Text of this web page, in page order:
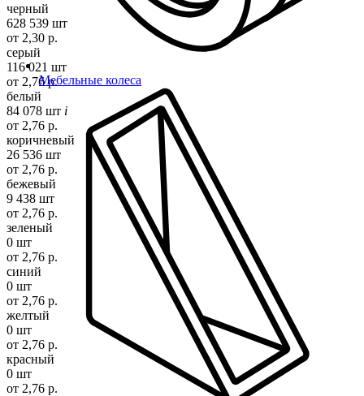
Мебельные колеса
черный
628 539 шт
от 2,30 р.
серый
116 021 шт
от 2,76 р.
белый
84 078 шт i
от 2,76 р.
коричневый
26 536 шт
от 2,76 р.
бежевый
9 438 шт
от 2,76 р.
зеленый
0 шт
от 2,76 р.
синий
0 шт
от 2,76 р.
желтый
0 шт
от 2,76 р.
красный
0 шт
от 2,76 р.